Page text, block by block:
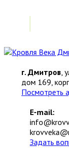
г. Дмитров,
дом 169,
Посмотреть
E-mail:
Задать